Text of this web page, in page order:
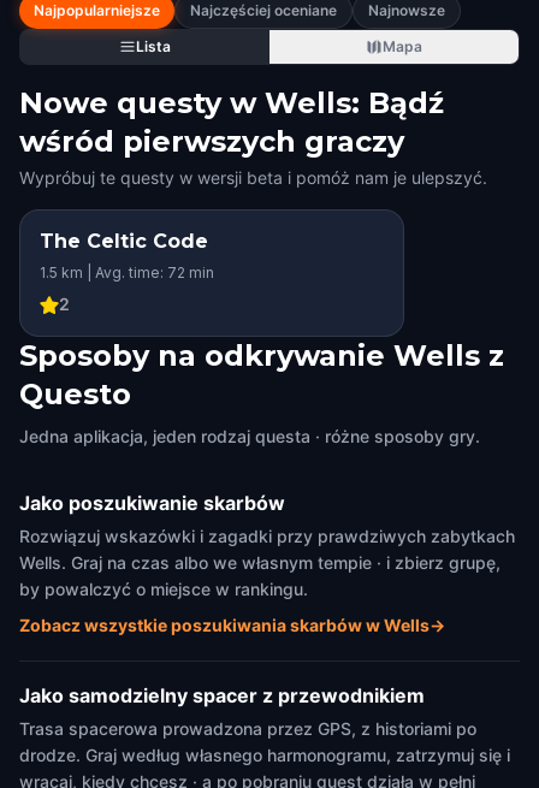
Najpopularniejsze Najczęściej oceniane
Najnowsze
Lista
Mapa
Nowe questy w Wells: Bądź
wśród pierwszych graczy
Wypróbuj te questy w wersji beta i pomóż nam je ulepszyć.
The Celtic Code
1.5 km | Avg. time: 72 min
2
Sposoby na odkrywanie Wells z
Questo
Jedna aplikacja, jeden rodzaj questa · różne sposoby gry.
Jako poszukiwanie skarbów
Rozwiązuj wskazówki i zagadki przy prawdziwych zabytkach
Wells. Graj na czas albo we własnym tempie · i zbierz grupę,
by powalczyć o miejsce w rankingu.
Zobacz wszystkie poszukiwania skarbów w Wells→
Jako samodzielny spacer z przewodnikiem
Trasa spacerowa prowadzona przez GPS, z historiami po
drodze. Graj według własnego harmonogramu, zatrzymuj się i
wracaj, kiedy chcesz · a po pobraniu quest działa w pełni